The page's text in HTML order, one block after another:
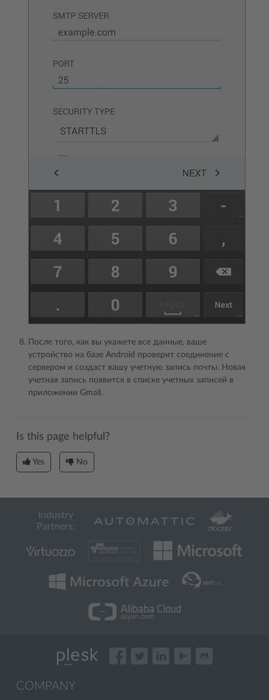
После того, как вы укажете все данные, ваше
устройство на базе Android проверит соединение с
сервером и создаст вашу учетную запись почты. Новая
учетная запись появится в списке учетных записей в
приложении Gmail.
Is this page helpful?
Yes No
Industry
Partners:
COMPANY